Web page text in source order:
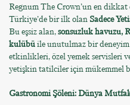
Regnum The Crown’un en
Türkiye’de bir ilk olan Sadece
Bu eşsiz alan,sonsuzluk havuzu,
kulübüile unutulmaz bir
etkinlikleri, özel yemek servisleri
yetişkin tatilciler için mükemmel
Gastronomi Şöleni: Dünya